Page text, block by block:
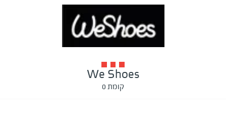
We Shoes
קומת 0